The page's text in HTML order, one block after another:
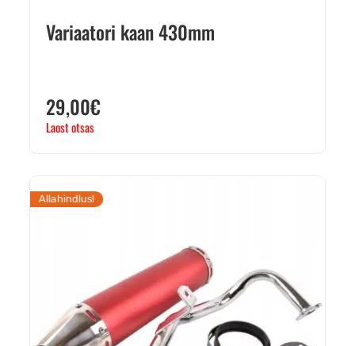
Variaatori kaan 430mm
29,00€
Laost otsas
Allahindlus!